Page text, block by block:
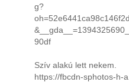
g?
90df
Szív alakú lett nekem.
https://fbcdn-sphotos-h-